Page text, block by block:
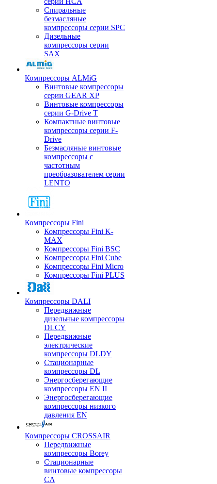
Спиральные
безмасляные
компрессоры серии SPC
Дизельные
компрессоры серии
SAX
Компрессоры ALMiG
Винтовые компрессоры
серии GEAR XP
Винтовые компрессоры
серии G-Drive T
Компактные винтовые
компрессоры серии F-
Drive
Безмасляные винтовые
компрессоры с
частотным
преобразователем серии
LENTO
Компрессоры Fini
Компрессоры Fini K-
MAX
Компрессоры Fini BSC
Компрессоры Fini Cube
Компрессоры Fini Micro
Компрессоры Fini PLUS
Компрессоры DALI
Передвижные
дизельные компрессоры
DLCY
Передвижные
электрические
компрессоры DLDY
Стационарные
компрессоры DL
Энергосберегающие
компрессоры EN II
Энергосберегающие
компрессоры низкого
давления EN
Компрессоры CROSSAIR
Передвижные
компрессоры Borey
Стационарные
винтовые компрессоры
CA